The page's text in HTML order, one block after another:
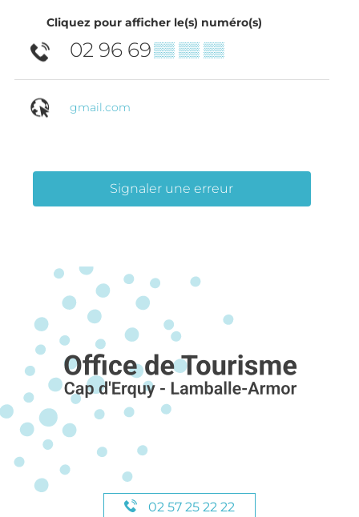
Cliquez pour afficher le(s) numéro(s)
02 96 69▒▒ ▒▒ ▒▒
gmail.com
Signaler une erreur
02 57 25 22 22